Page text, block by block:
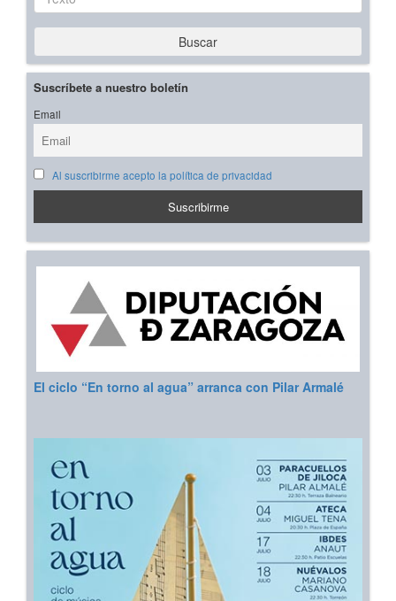
Buscar
Suscríbete a nuestro boletín
Email
Al suscribirme acepto la política de privacidad
El ciclo “En torno al agua” arranca con Pilar Armalé